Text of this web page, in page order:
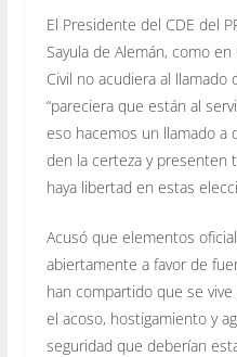
El Presidente del CDE del
Sayula de Alemán, como
Civil no acudiera al llamado
“pareciera que están al
eso hacemos un llamado a
den la certeza y presenten
haya libertad en estas
Acusó que elementos
abiertamente a favor de
han compartido que se
el acoso, hostigamiento y
seguridad que deberían